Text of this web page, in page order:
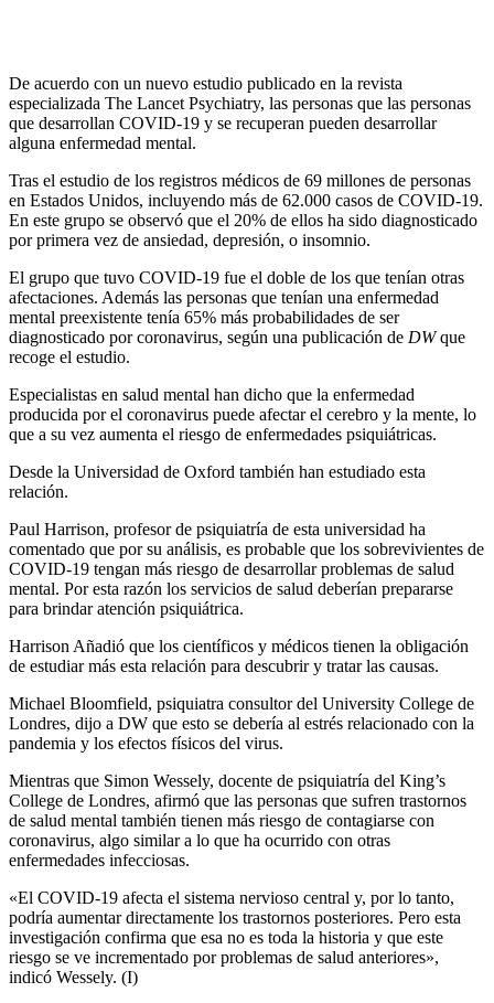
De acuerdo con un nuevo estudio publicado en la revista
especializada The Lancet Psychiatry, las personas que las personas
que desarrollan COVID-19 y se recuperan pueden desarrollar
alguna enfermedad mental.
Tras el estudio de los registros médicos de 69 millones de personas
en Estados Unidos, incluyendo más de 62.000 casos de COVID-19.
En este grupo se observó que el 20% de ellos ha sido diagnosticado
por primera vez de ansiedad, depresión, o insomnio.
El grupo que tuvo COVID-19 fue el doble de los que tenían otras
afectaciones. Además las personas que tenían una enfermedad
mental preexistente tenía 65% más probabilidades de ser
diagnosticado por coronavirus, según una publicación de DWque
recoge el estudio.
Especialistas en salud mental han dicho que la enfermedad
producida por el coronavirus puede afectar el cerebro y la mente, lo
que a su vez aumenta el riesgo de enfermedades psiquiátricas.
Desde la Universidad de Oxford también han estudiado esta
relación.
Paul Harrison, profesor de psiquiatría de esta universidad ha
comentado que por su análisis, es probable que los sobrevivientes de
COVID-19 tengan más riesgo de desarrollar problemas de salud
mental. Por esta razón los servicios de salud deberían prepararse
para brindar atención psiquiátrica.
Harrison Añadió que los científicos y médicos tienen la obligación
de estudiar más esta relación para descubrir y tratar las causas.
Michael Bloomfield, psiquiatra consultor del University College de
Londres, dijo a DW que esto se debería al estrés relacionado con la
pandemia y los efectos físicos del virus.
Mientras que Simon Wessely, docente de psiquiatría del King’s
College de Londres, afirmó que las personas que sufren trastornos
de salud mental también tienen más riesgo de contagiarse con
coronavirus, algo similar a lo que ha ocurrido con otras
enfermedades infecciosas.
«El COVID-19 afecta el sistema nervioso central y, por lo tanto,
podría aumentar directamente los trastornos posteriores. Pero esta
investigación confirma que esa no es toda la historia y que este
riesgo se ve incrementado por problemas de salud anteriores»,
indicó Wessely. (I)